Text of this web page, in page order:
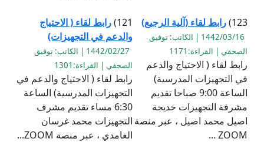
123) رابط لقاء (آلية الرجيع)
1442/03/16 | الكاتب: توفيق
الصحفي | القراءة:1171
رابط لقاء ( الاحتياج والدعم
في التجهيزات المدرسية)
الساعة 9:00 صباحا تقديم
مشرفة التجهيزات خديجة
اصيل محمد اصيل ، عبر منصة
ZOOM ...
121) رابط لقاء ( الاحتياج
والدعم في التجهيزات)
1442/02/27 | الكاتب: توفيق
الصحفي | القراءة:1301
رابط لقاء ( الاحتياج والدعم في
التجهيزات المدرسية) الساعة
6:30 مساء تقديم مشرف
التجهيزات محمد غرسان
الغامدي ، عبر منصة ZOOM...